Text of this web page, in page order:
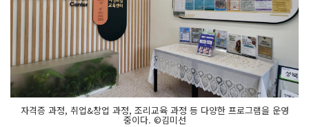
자격증 과정, 취업&창업 과정, 조리교육 과정 등 다양한 프로그램을 운영
중이다. ©김미선